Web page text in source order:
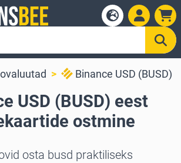
Binance USD (BUSD)
USD (BUSD) eest
ostmine
osta busd praktiliseks